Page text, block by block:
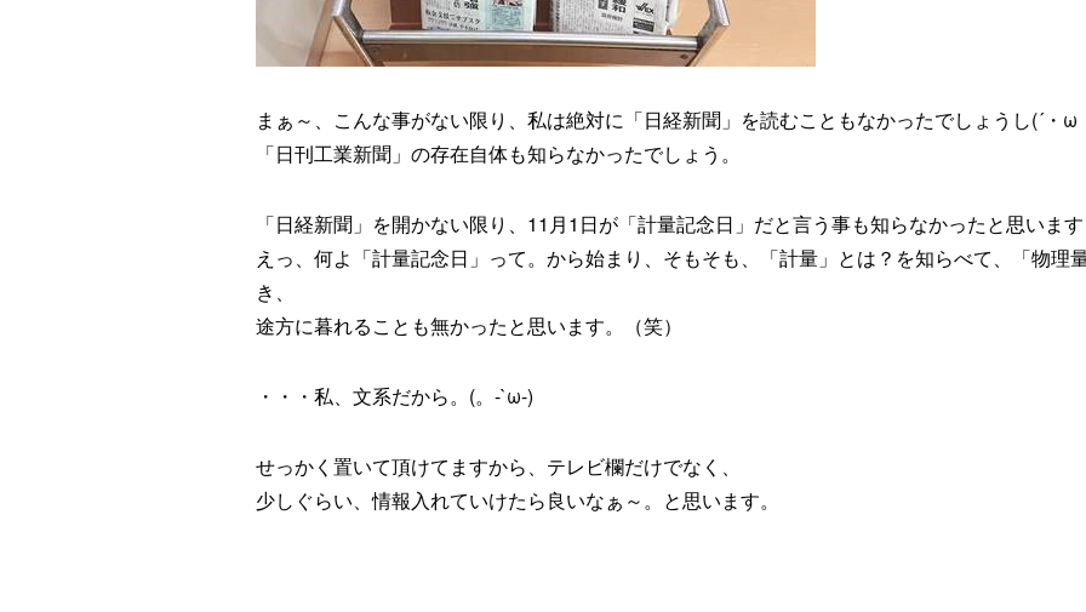
まぁ～、こんな事がない限り、私は絶対に「日経新聞」を読むこともなかったでしょうし(´・ω
「日刊工業新聞」の存在自体も知らなかったでしょう。
「日経新聞」を開かない限り、11月1日が「計量記念日」だと言う事も知らなかったと思いま
えっ、何よ「計量記念日」って。から始まり、そもそも、「計量」とは？を知らべて、「物理
き、
途方に暮れることも無かったと思います。（笑）
・・・私、文系だから。(。-`ω-)
せっかく置いて頂けてますから、テレビ欄だけでなく、
少しぐらい、情報入れていけたら良いなぁ～。と思います。